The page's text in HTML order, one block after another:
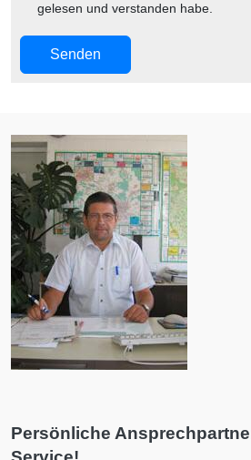
gelesen und verstanden habe.
Senden
Persönliche